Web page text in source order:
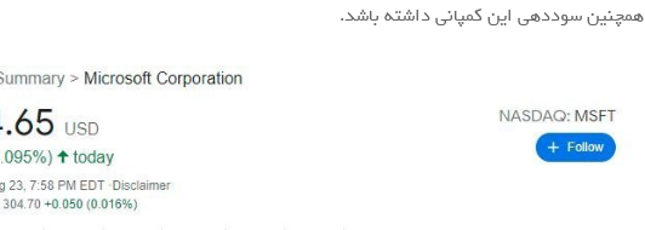
همچنین سوددهی این کمپانی داشته باشد.